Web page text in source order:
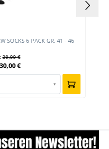
SOCKS 6-PACK GR. 41 - 46
39,99 €
€
▾